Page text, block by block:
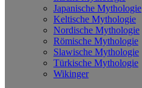
Japanische Mythologie
Keltische Mythologie
Nordische Mythologie
Römische Mythologie
Slawische Mythologie
Türkische Mythologie
Wikinger